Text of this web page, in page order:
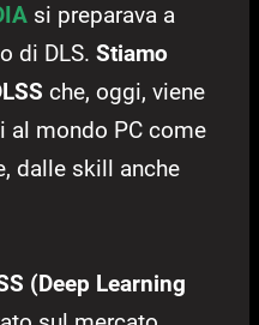
si preparava a
di DLS. Stiamo
che, oggi, viene
mondo PC come
dalle skill anche
(Deep Learning